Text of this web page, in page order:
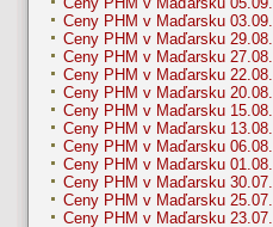
Ceny PHM v Maďarsku 03.09.
Ceny PHM v Maďarsku 29.08.
Ceny PHM v Maďarsku 27.08.
Ceny PHM v Maďarsku 22.08.
Ceny PHM v Maďarsku 20.08.
Ceny PHM v Maďarsku 15.08.
Ceny PHM v Maďarsku 13.08.
Ceny PHM v Maďarsku 06.08.
Ceny PHM v Maďarsku 01.08.
Ceny PHM v Maďarsku 30.07.
Ceny PHM v Maďarsku 25.07.
Ceny PHM v Maďarsku 23.07.